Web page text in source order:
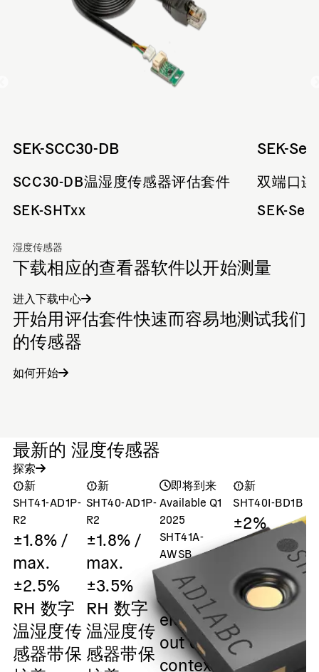
SEK-SCC30-DB
SCC30-DB温湿度传感器评估套件
SEK-SHTxx
湿度传感器
SEK-
双端口
SEK-
下载相应的查看器软件以开始测量
进入下载中心
开始用评估套件快速而容易地测试我们
的传感器
如何开始
最新的 湿度传感器
探索
新
SHT41-AD1P-
R2
±1.8% /
max.
±2.5%
RH 数字
温湿度传
感器带保
新
SHT40-AD1P-
R2
±1.8% /
max.
±3.5%
RH 数字
温湿度传
感器带保
即将到来
Available Q1
2025
SHT41A-
AWSB
ASIL-A
safety
element
out of
context
新
SHT40I-BD1B
±2%
Digital
humidity
and
sensor /
0x45 I2C